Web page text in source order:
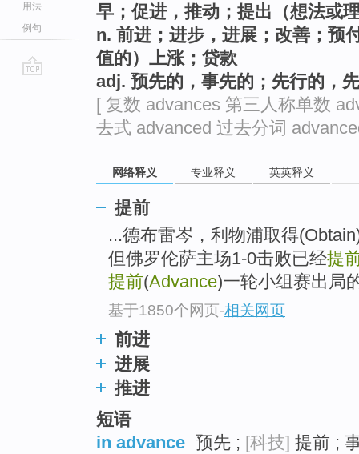
用法
例句
早；促进，推动；提出（想法或
n. 前进；进步，进展；改善；预
值的）上涨；贷款
adj. 预先的，事先的；先行的，
[ 复数 advances 第三人称单数
去式 advanced 过去分词
网络释义 专业释义 英英释义
提前
...德布雷岑，利物浦取得
但佛罗伦萨主场1-0击败已经提
提前(Advance)一轮小组赛出局
基于1850个网页-相关网页
前进
进展
推进
短语
in advance 预先 ; [科技] 提前 ;